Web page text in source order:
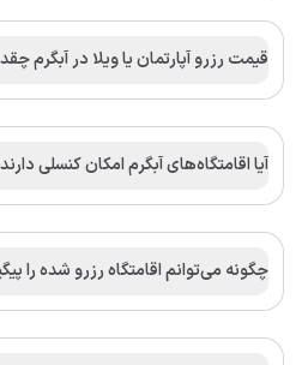
قیمت رزرو آپارتمان یا ویلا در آبگرم
آیا اقامتگاه‌های آبگرم امکان کنسلی
چگونه می‌توانم اقامتگاه رزرو شده را